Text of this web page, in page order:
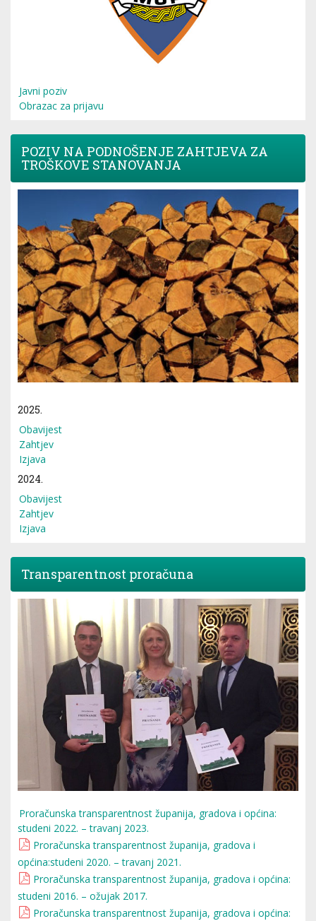
Javni poziv
Obrazac za prijavu
POZIV NA PODNOŠENJE ZAHTJEVA ZA
TROŠKOVE STANOVANJA
2025.
Obavijest
Zahtjev
Izjava
2024.
Obavijest
Zahtjev
Izjava
Transparentnost proračuna
Proračunska transparentnost županija, gradova i općina:
studeni 2022. – travanj 2023.
Proračunska transparentnost županija, gradova i
općina:studeni 2020. – travanj 2021.
Proračunska transparentnost županija, gradova i općina:
studeni 2016. – ožujak 2017.
Proračunska transparentnost županija, gradova i općina: